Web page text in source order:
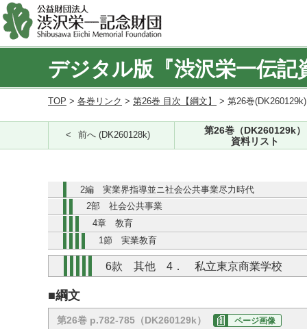
デジタル版『渋沢栄一伝記
TOP > 各巻リンク > 第26巻 目次【綱文】 > 第26巻
前へ (DK260128k)
第26巻（DK260129k）
資料リスト
2編 実業界指導並ニ社会公共事業尽力時代
2部 社会公共事業
4章 教育
1節 実業教育
6款 其他 4． 私立東京商業学校
■綱文
第26巻 p.782-785（DK260129k） ページ画像